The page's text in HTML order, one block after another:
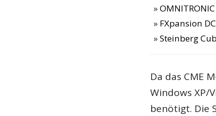
FXpansion
Steinberg
Da das CME
Windows XP/
benötigt. Die